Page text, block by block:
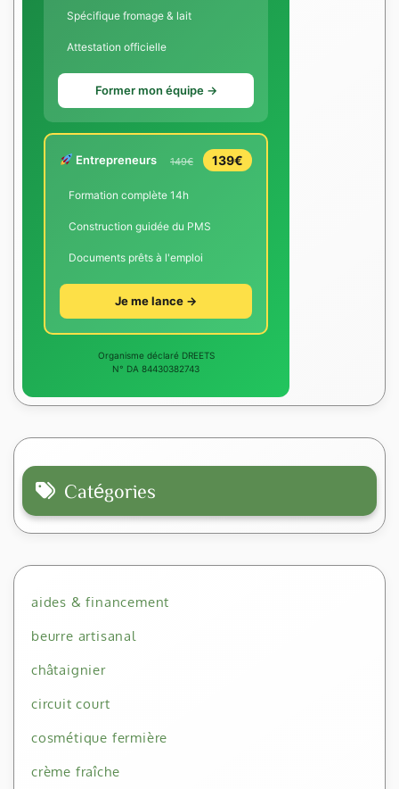
Spécifique fromage & lait
Attestation officielle
Former mon équipe →
Entrepreneurs 149€ 139€
Formation complète 14h
Construction guidée du PMS
Documents prêts à l'emploi
Je me lance →
Organisme déclaré DREETS
N° DA 84430382743
Catégories
aides & financement
beurre artisanal
châtaignier
circuit court
cosmétique fermière
crème fraîche